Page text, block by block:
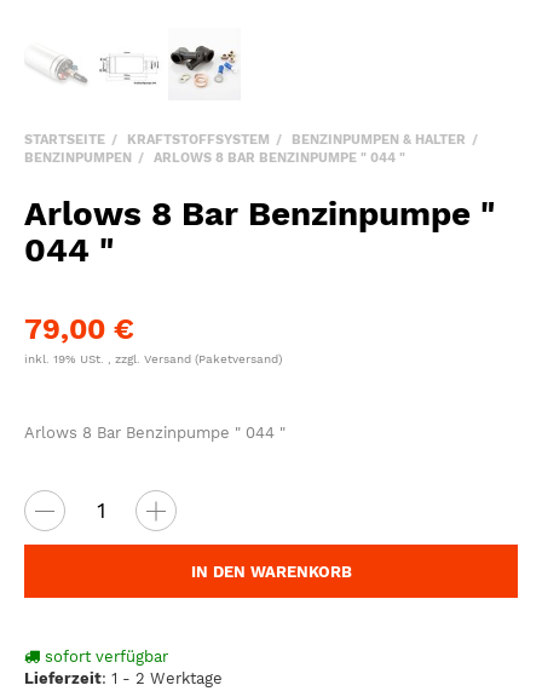
STARTSEITE KRAFTSTOFFSYSTEM
BENZINPUMPEN & HALTER
BENZINPUMPEN
ARLOWS 8 BAR BENZINPUMPE " 044 "
Arlows 8 Bar Benzinpumpe "
044 "
79,00 €
inkl. 19% USt. , zzgl. Versand (Paketversand)
Arlows 8 Bar Benzinpumpe " 044 "
IN DEN WARENKORB
sofort verfügbar
Lieferzeit: 1 - 2 Werktage